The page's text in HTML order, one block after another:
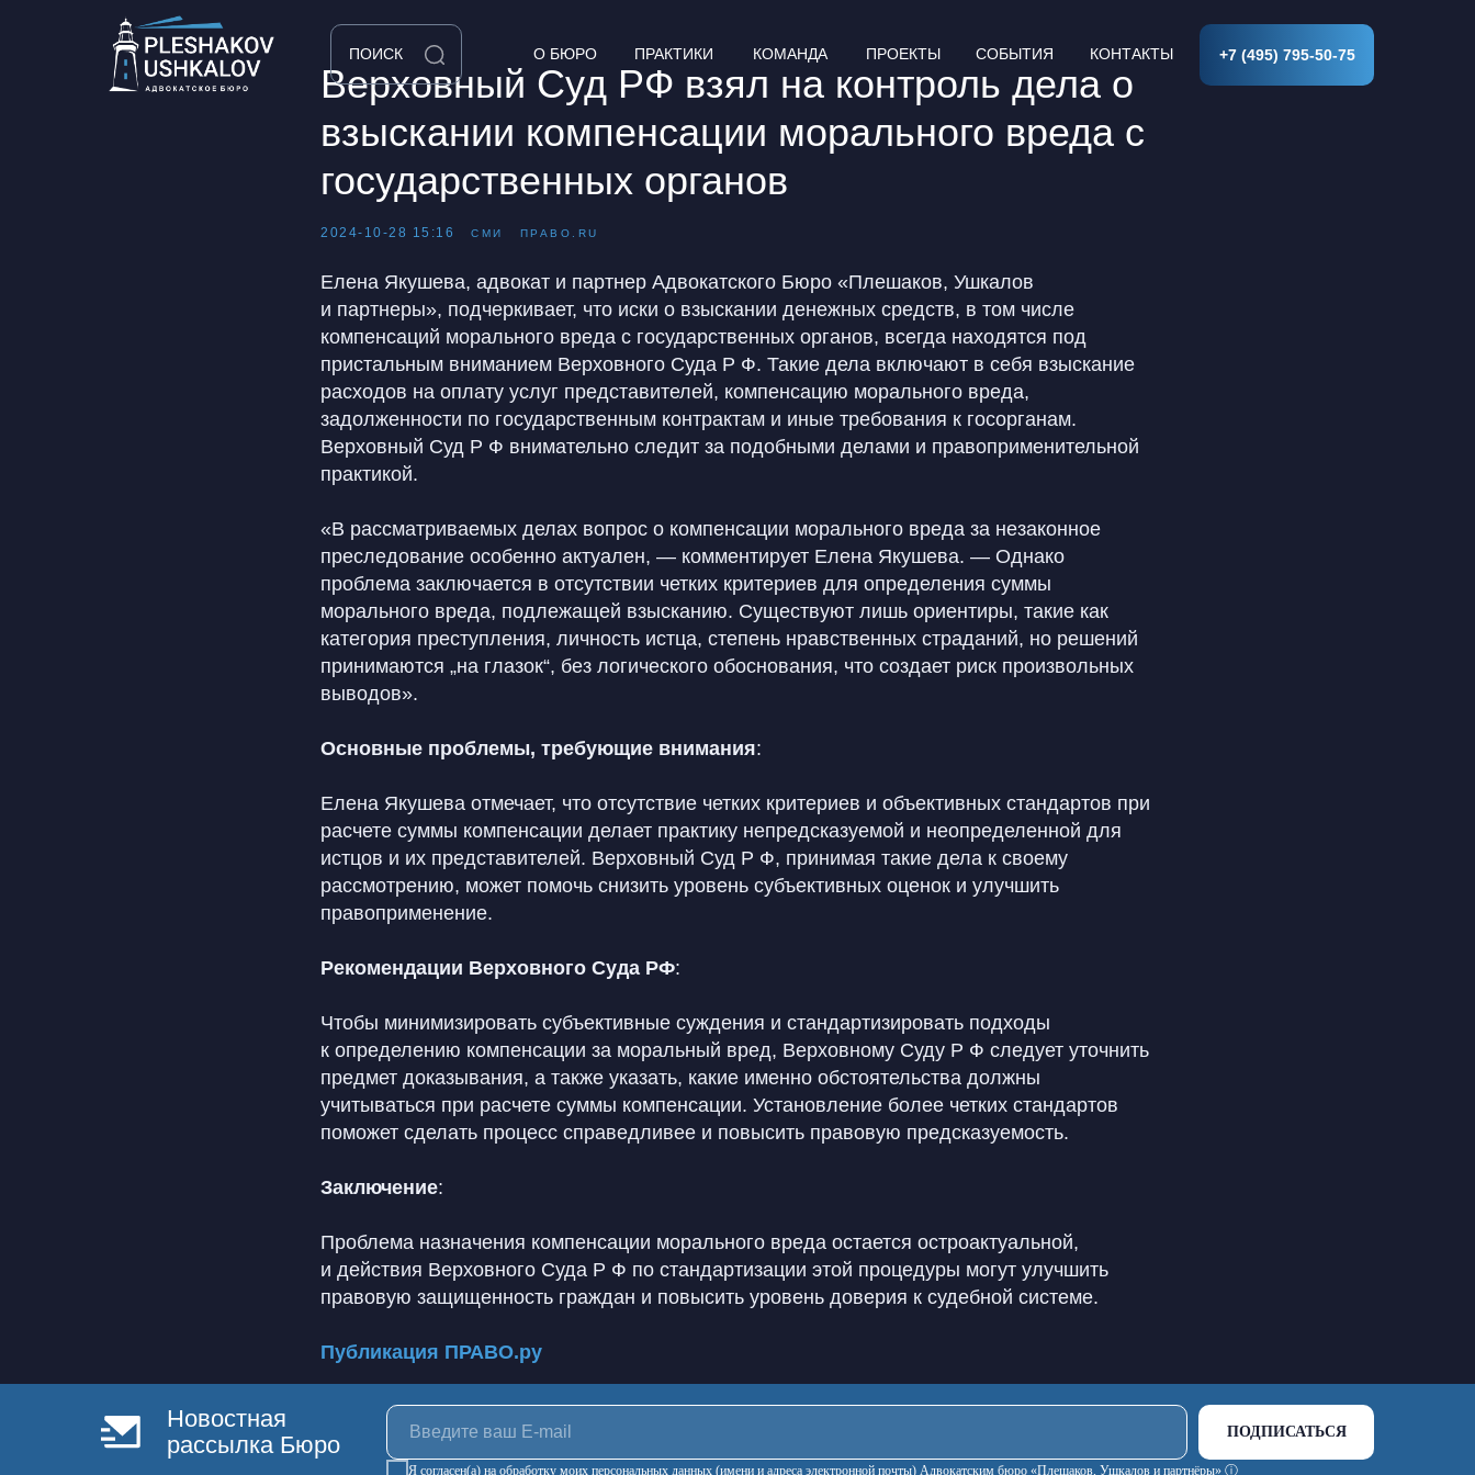
ПОИСК +7 (495) 795-50-75
О БЮРО ПРАКТИКИ КОМАНДА ПРОЕКТЫ СОБЫТИЯ КОНТАКТЫ
Верховный Суд РФ взял на контроль дела о
взыскании компенсации морального вреда с
государственных органов
2024-10-28 15:16 СМИ ПРАВО.RU
Елена Якушева, адвокат и партнер Адвокатского Бюро «Плешаков, Ушкалов
и партнеры», подчеркивает, что иски о взыскании денежных средств, в том числе
компенсаций морального вреда с государственных органов, всегда находятся под
пристальным вниманием Верховного Суда Р Ф. Такие дела включают в себя взыскание
расходов на оплату услуг представителей, компенсацию морального вреда,
задолженности по государственным контрактам и иные требования к госорганам.
Верховный Суд Р Ф внимательно следит за подобными делами и правоприменительной
практикой.
«В рассматриваемых делах вопрос о компенсации морального вреда за незаконное
преследование особенно актуален, — комментирует Елена Якушева. — Однако
проблема заключается в отсутствии четких критериев для определения суммы
морального вреда, подлежащей взысканию. Существуют лишь ориентиры, такие как
категория преступления, личность истца, степень нравственных страданий, но решений
принимаются „на глазок“, без логического обоснования, что создает риск произвольных
выводов».
Основные проблемы, требующие внимания:
Елена Якушева отмечает, что отсутствие четких критериев и объективных стандартов при
расчете суммы компенсации делает практику непредсказуемой и неопределенной для
истцов и их представителей. Верховный Суд Р Ф, принимая такие дела к своему
рассмотрению, может помочь снизить уровень субъективных оценок и улучшить
правоприменение.
Рекомендации Верховного Суда РФ:
Чтобы минимизировать субъективные суждения и стандартизировать подходы
к определению компенсации за моральный вред, Верховному Суду Р Ф следует уточнить
предмет доказывания, а также указать, какие именно обстоятельства должны
учитываться при расчете суммы компенсации. Установление более четких стандартов
поможет сделать процесс справедливее и повысить правовую предсказуемость.
Заключение:
Проблема назначения компенсации морального вреда остается остроактуальной,
и действия Верховного Суда Р Ф по стандартизации этой процедуры могут улучшить
правовую защищенность граждан и повысить уровень доверия к судебной системе.
Публикация ПРАВО.ру
Я согласен(а) на обработку моих персональных данных (имени и адреса электронной почты) Адвокатским бюро «Плешаков, Ушкалов и партнёры» ⓘ
ПОДПИСАТЬСЯ
Новостная
рассылка Бюро